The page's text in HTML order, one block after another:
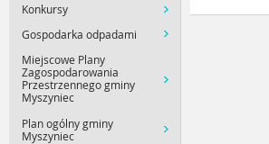
Konkursy
Gospodarka odpadami
Miejscowe Plany
Zagospodarowania
Przestrzennego gminy
Myszyniec
Plan ogólny gminy
Myszyniec